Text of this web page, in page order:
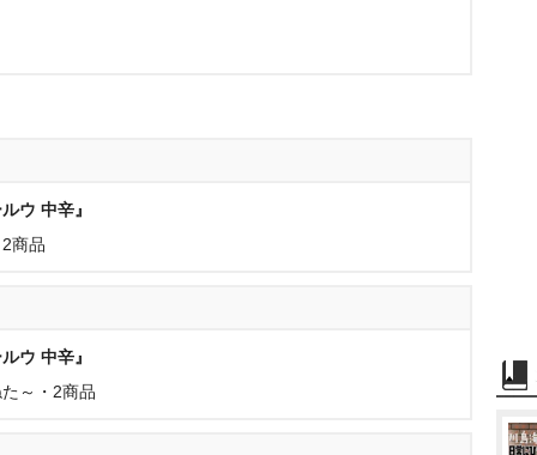
ウ 中辛』
商品
ウ 中辛』
～・2商品